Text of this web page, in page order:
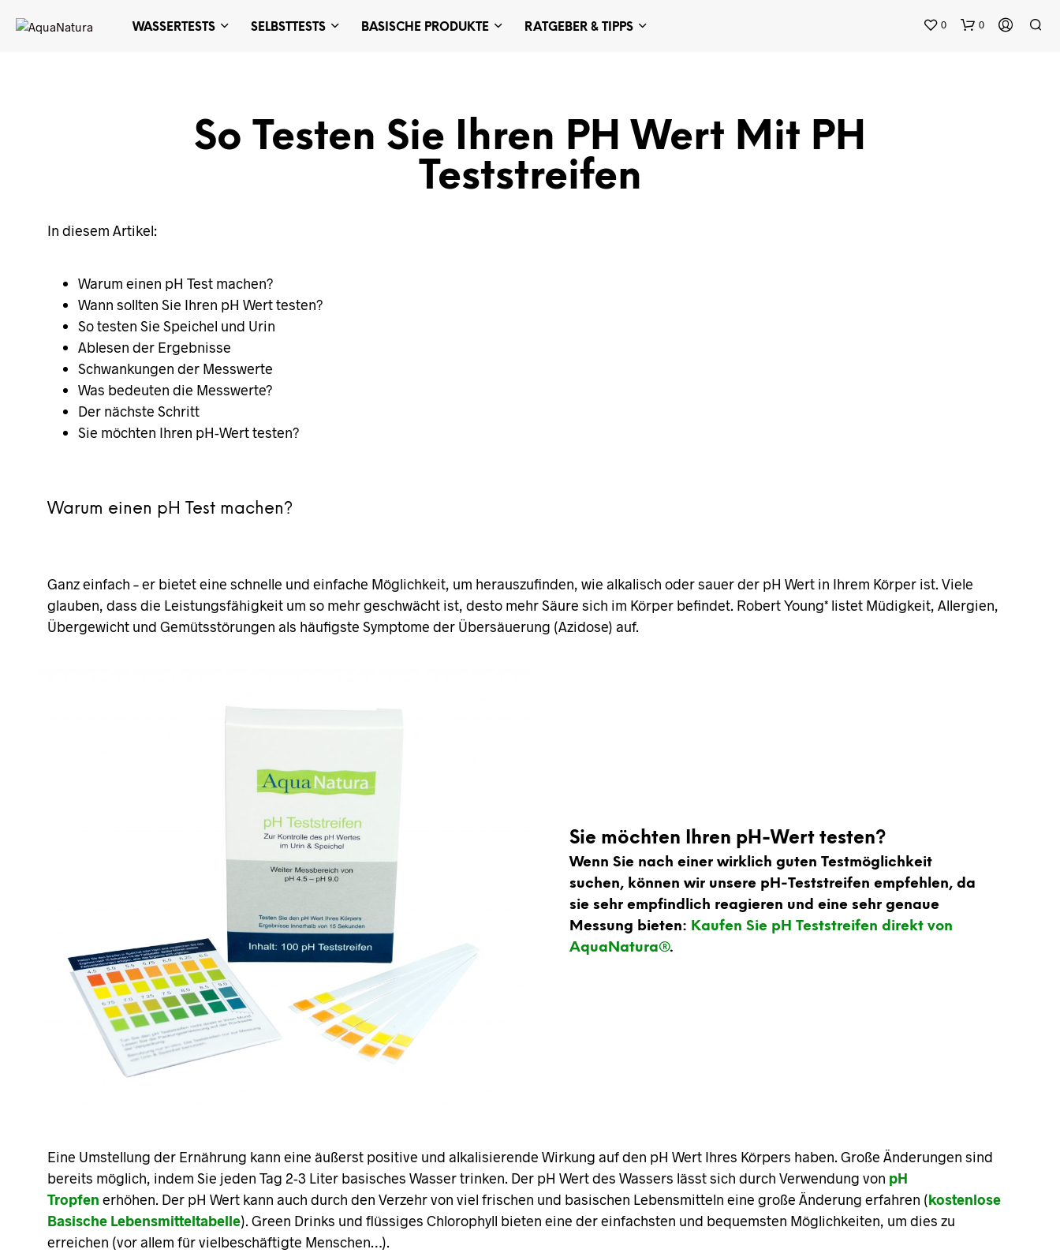
WASSERTESTS SELBSTTESTS BASISCHE PRODUKTE RATGEBER & TIPPS 0 0
So Testen Sie Ihren PH Wert Mit PH
Teststreifen
In diesem Artikel:
Warum einen pH Test machen?
Wann sollten Sie Ihren pH Wert testen?
So testen Sie Speichel und Urin
Ablesen der Ergebnisse
Schwankungen der Messwerte
Was bedeuten die Messwerte?
Der nächste Schritt
Sie möchten Ihren pH-Wert testen?
Warum einen pH Test machen?
Ganz einfach – er bietet eine schnelle und einfache Möglichkeit, um herauszufinden, wie alkalisch oder sauer der pH Wert in Ihrem Körper ist. Viele
glauben, dass die Leistungsfähigkeit um so mehr geschwächt ist, desto mehr Säure sich im Körper befindet. Robert Young* listet Müdigkeit, Allergien,
Übergewicht und Gemütsstörungen als häufigste Symptome der Übersäuerung (Azidose) auf.
Sie möchten Ihren pH-Wert testen?
Wenn Sie nach einer wirklich guten Testmöglichkeit
suchen, können wir unsere pH-Teststreifen empfehlen, da
sie sehr empfindlich reagieren und eine sehr genaue
Messung bieten: Kaufen Sie pH Teststreifen direkt von
AquaNatura®.
Eine Umstellung der Ernährung kann eine äußerst positive und alkalisierende Wirkung auf den pH Wert Ihres Körpers haben. Große Änderungen sind
bereits möglich, indem Sie jeden Tag 2-3 Liter basisches Wasser trinken. Der pH Wert des Wassers lässt sich durch Verwendung von pH
Tropfen erhöhen. Der pH Wert kann auch durch den Verzehr von viel frischen und basischen Lebensmitteln eine große Änderung erfahren (kostenlose
Basische Lebensmitteltabelle). Green Drinks und flüssiges Chlorophyll bieten eine der einfachsten und bequemsten Möglichkeiten, um dies zu
erreichen (vor allem für vielbeschäftigte Menschen…).